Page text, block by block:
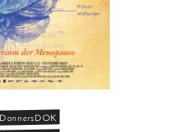
DonnersDOK